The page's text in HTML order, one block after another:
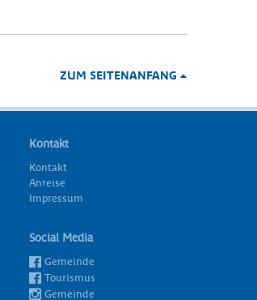
ZUM SEITENANFANG
Kontakt
Kontakt
Anreise
Impressum
Social Media
Gemeinde
Tourismus
Gemeinde